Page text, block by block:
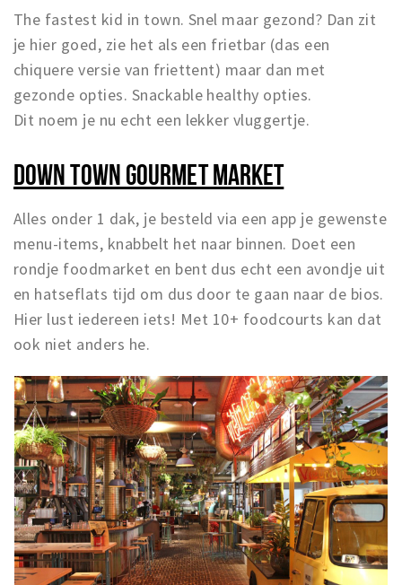
The fastest kid in town. Snel maar gezond? Dan zit
je hier goed, zie het als een frietbar (das een
chiquere versie van friettent) maar dan met
gezonde opties. Snackable healthy opties.
Dit noem je nu echt een lekker vluggertje.
DOWN TOWN GOURMET MARKET
Alles onder 1 dak, je besteld via een app je gewenste
menu-items, knabbelt het naar binnen. Doet een
rondje foodmarket en bent dus echt een avondje uit
en hatseflats tijd om dus door te gaan naar de bios.
Hier lust iedereen iets! Met 10+ foodcourts kan dat
ook niet anders he.